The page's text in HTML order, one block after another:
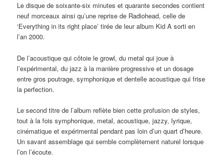
Le disque de soixante-six minutes et quarante secondes contient
neuf morceaux ainsi qu’une reprise de Radiohead, celle de
‘Everything in its right place’ tirée de leur album Kid A sorti en
l’an 2000.
De l’acoustique qui côtoie le growl, du metal qui joue à
l’expérimental, du jazz à la manière progressive et un dosage
entre gros poutrage, symphonique et dentelle acoustique qui frise
la perfection.
Le second titre de l’album reflète bien cette profusion de styles,
tout à la fois symphonique, metal, acoustique, jazzy, lyrique,
cinématique et expérimental pendant pas loin d’un quart d’heure.
Un savant assemblage qui semble complètement naturel lorsque
l’on l’écoute.